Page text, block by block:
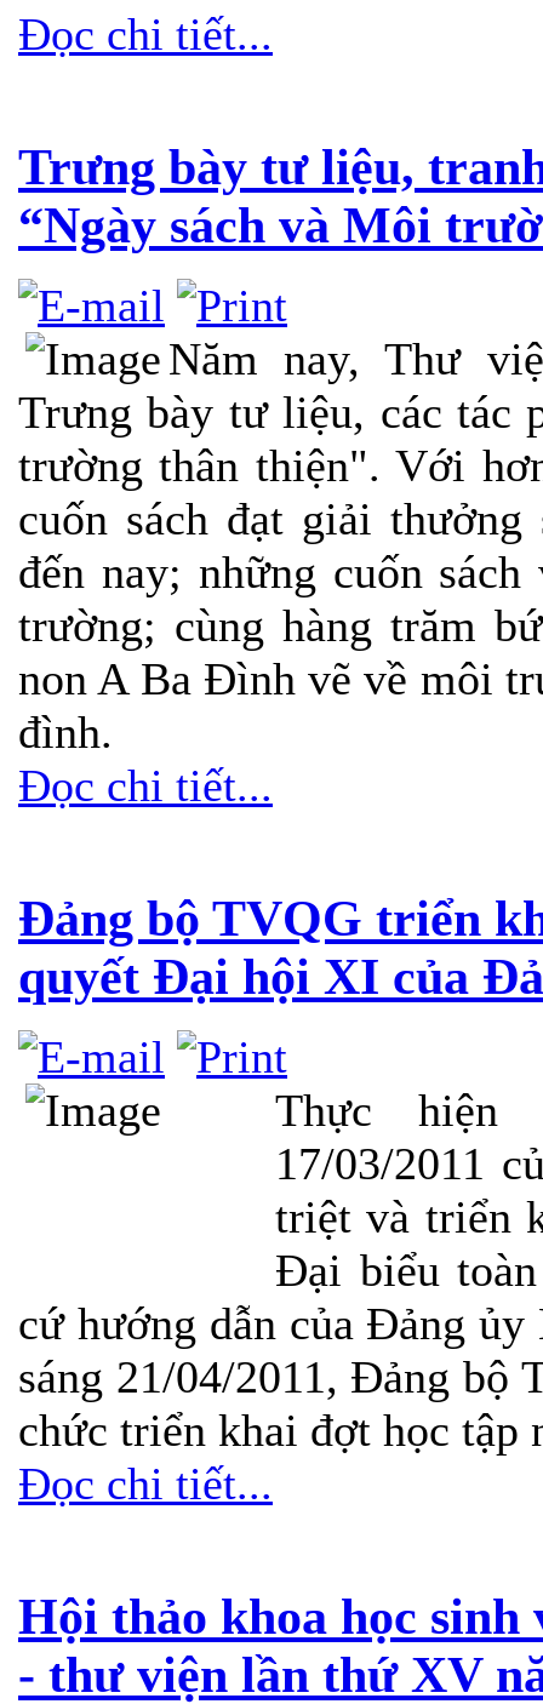
Đọc chi tiết...
Trưng bày tư liệu,
“Ngày sách và Môi
Năm nay, Thư
Trưng bày tư liệu, các tác
trường thân thiện". Với
cuốn sách đạt giải thưởng
đến nay; những cuốn
trường; cùng hàng trăm
non A Ba Đình vẽ về môi
đình.
Đọc chi tiết...
Đảng bộ TVQG triển
quyết Đại hội XI của
Thực hiện
17/03/2011
triệt và triển
Đại biểu
cứ hướng dẫn của Đảng
sáng 21/04/2011, Đảng bộ
chức triển khai đợt học tập
Đọc chi tiết...
Hội thảo khoa học sinh
- thư viện lần thứ XV